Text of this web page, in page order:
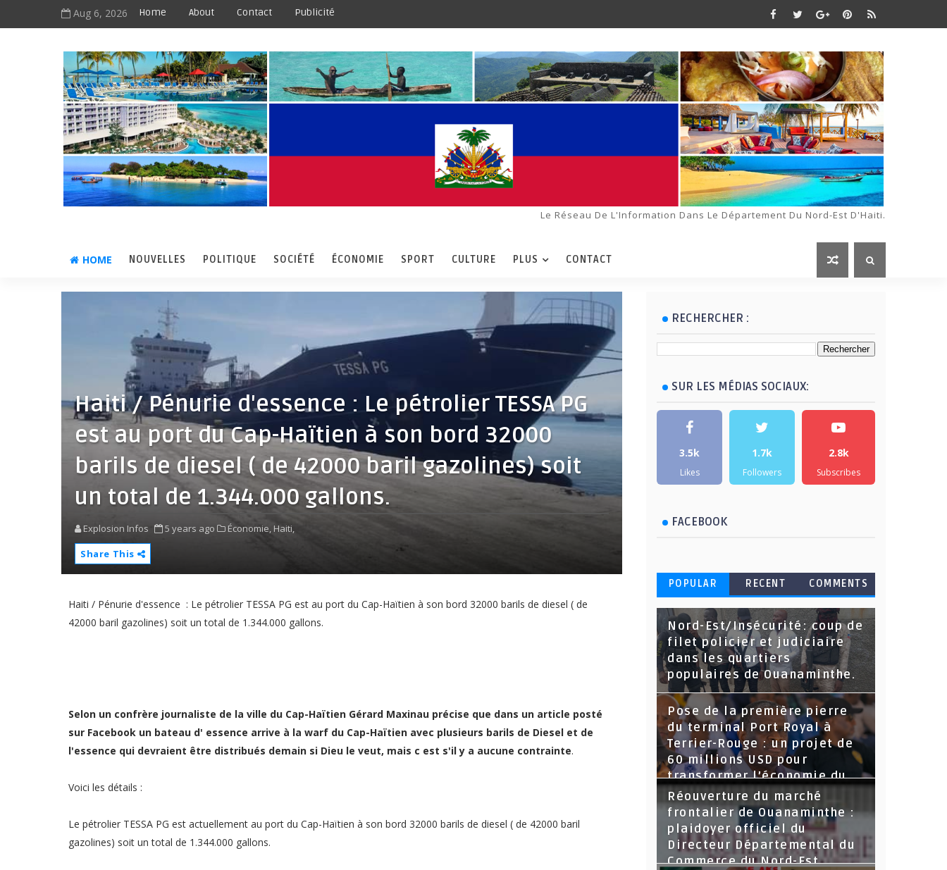
Aug 6, 2026 Home About Contact Publicité
Le Réseau De L'Information Dans Le Département Du Nord-Est D'Haiti.
HOME NOUVELLES POLITIQUE SOCIÉTÉ ÉCONOMIE SPORT CULTURE PLUS CONTACT
Haiti / Pénurie d'essence : Le pétrolier TESSA PG
est au port du Cap-Haïtien à son bord 32000
barils de diesel ( de 42000 baril gazolines) soit
un total de 1.344.000 gallons.
Explosion Infos 5 years ago Économie, Haiti,
Share This
Haiti / Pénurie d'essence : Le pétrolier TESSA PG est au port du Cap-Haïtien à son bord 32000 barils de diesel ( de
42000 baril gazolines) soit un total de 1.344.000 gallons.
Selon un confrère journaliste de la ville du Cap-Haïtien Gérard Maxinau précise que dans un article posté
sur Facebook un bateau d' essence arrive à la warf du Cap-Haïtien avec plusieurs barils de Diesel et de
l'essence qui devraient être distribués demain si Dieu le veut, mais c est s'il y a aucune contrainte.
Voici les détails :
Le pétrolier TESSA PG est actuellement au port du Cap-Haïtien à son bord 32000 barils de diesel ( de 42000 baril
gazolines) soit un total de 1.344.000 gallons.
RECHERCHER :
SUR LES MÉDIAS SOCIAUX:
3.5k
Likes
1.7k
Followers
2.8k
Subscribes
FACEBOOK
POPULAR RECENT COMMENTS
Nord-Est/Insécurité: coup de
filet policier et judiciaire
dans les quartiers
populaires de Ouanaminthe.
Pose de la première pierre
du terminal Port Royal à
Terrier-Rouge : un projet de
60 millions USD pour
transformer l’économie du
Nord-Est
Réouverture du marché
frontalier de Ouanaminthe :
plaidoyer officiel du
Directeur Départemental du
Commerce du Nord-Est.